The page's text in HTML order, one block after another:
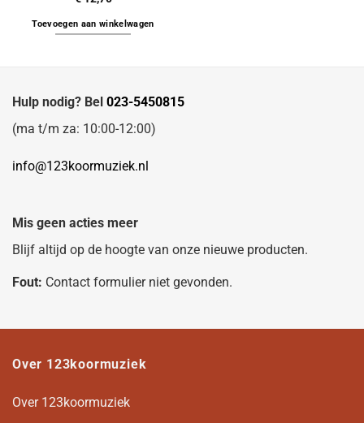
Toevoegen aan winkelwagen
Hulp nodig? Bel 023-5450815
(ma t/m za: 10:00-12:00)
info@123koormuziek.nl
Mis geen acties meer
Blijf altijd op de hoogte van onze nieuwe producten.
Fout: Contact formulier niet gevonden.
Over 123koormuziek
Over 123koormuziek